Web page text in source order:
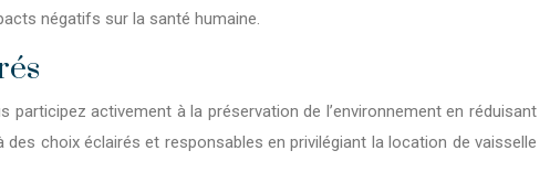
négatifs sur la santé humaine.
activement à la préservation de l’environnement en réduisant
choix éclairés et responsables en privilégiant la location de vaisselle